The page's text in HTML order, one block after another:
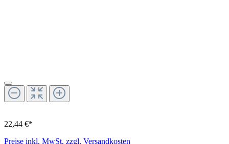
22,44 €*
Preise inkl. MwSt. zzgl. Versandkosten